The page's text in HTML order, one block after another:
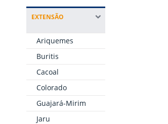
EXTENSÃO
Ariquemes
Buritis
Cacoal
Colorado
Guajará-Mirim
Jaru